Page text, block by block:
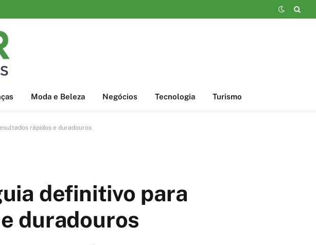
Moda e Beleza Negócios Tecnologia Turismo
rápidos e duradouros
definitivo para
duradouros